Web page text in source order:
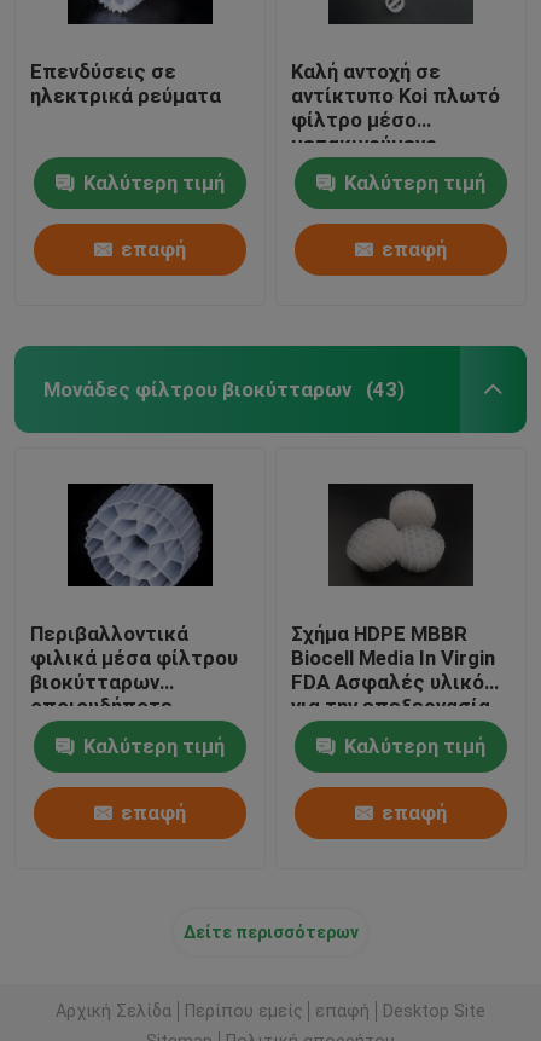
Επενδύσεις σε
ηλεκτρικά ρεύματα
Καλύτερη τιμή
επαφή
Καλή αντοχή σε
αντίκτυπο Koi πλωτό
φίλτρο μέσο
μετακινούμενο
κρεβάτι βιοφίλτρο
αυτοκαθαρισμός
Καλύτερη τιμή
επαφή
Μονάδες φίλτρου βιοκύτταρων (43)
Περιβαλλοντικά
φιλικά μέσα φίλτρου
βιοκύτταρων
οποιουδήποτε
χρώματος Virgin υλικό
HDPE βιοσφαίρες
Καλύτερη τιμή
επαφή
Σχήμα HDPE MBBR
Biocell Media In Virgin
FDA Ασφαλές υλικό
για την επεξεργασία
λυμάτων
Καλύτερη τιμή
επαφή
Δείτε περισσότερων
Αρχική Σελίδα Περίπου εμείς επαφή
Desktop Site